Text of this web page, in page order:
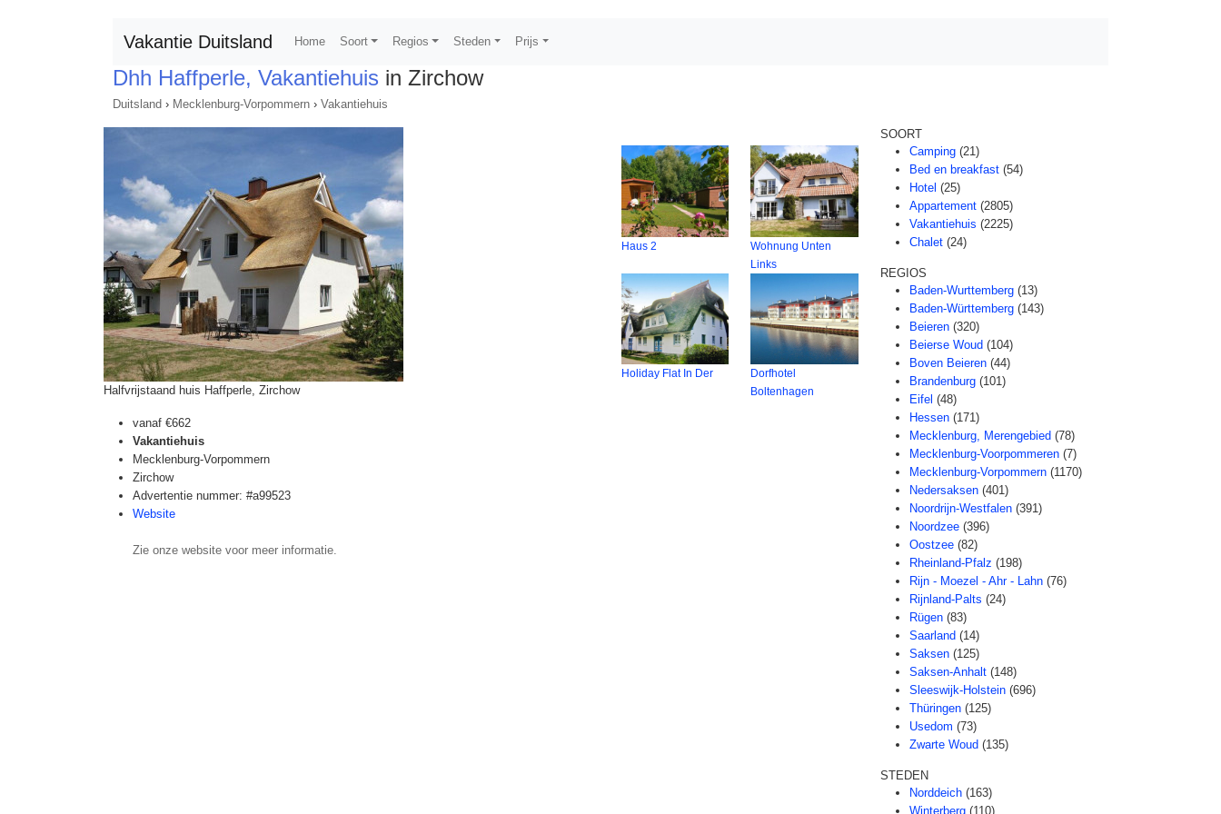
Vakantie Duitsland Home Soort Regios Steden Prijs
Dhh Haffperle, Vakantiehuis in Zirchow
Duitsland › Mecklenburg-Vorpommern › Vakantiehuis
Halfvrijstaand huis Haffperle, Zirchow
vanaf €662
Vakantiehuis
Mecklenburg-Vorpommern
Zirchow
Advertentie nummer: #a99523
Website
Zie onze website voor meer informatie.
Haus 2
Wohnung Unten
Links
Holiday Flat In Der
Dorfhotel
Boltenhagen
SOORT
Camping (21)
Bed en breakfast (54)
Hotel (25)
Appartement (2805)
Vakantiehuis (2225)
Chalet (24)
REGIOS
Baden-Wurttemberg (13)
Baden-Württemberg (143)
Beieren (320)
Beierse Woud (104)
Boven Beieren (44)
Brandenburg (101)
Eifel (48)
Hessen (171)
Mecklenburg, Merengebied (78)
Mecklenburg-Voorpommeren (7)
Mecklenburg-Vorpommern (1170)
Nedersaksen (401)
Noordrijn-Westfalen (391)
Noordzee (396)
Oostzee (82)
Rheinland-Pfalz (198)
Rijn - Moezel - Ahr - Lahn (76)
Rijnland-Palts (24)
Rügen (83)
Saarland (14)
Saksen (125)
Saksen-Anhalt (148)
Sleeswijk-Holstein (696)
Thüringen (125)
Usedom (73)
Zwarte Woud (135)
STEDEN
Norddeich (163)
Winterberg (110)